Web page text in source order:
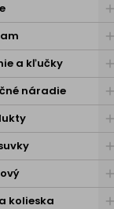
a kľučky
náradie
kolieska